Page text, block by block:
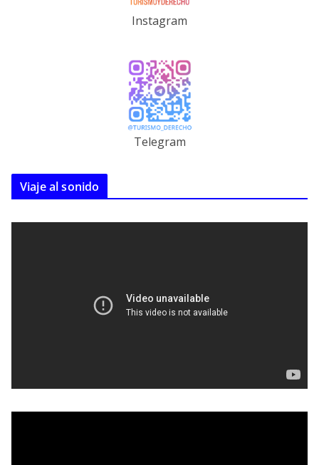
Instagram
Telegram
Viaje al sonido